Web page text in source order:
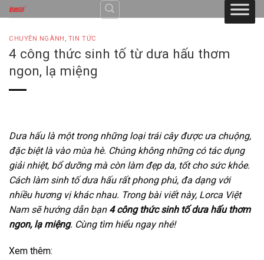
Skip
to
content
CHUYÊN NGÀNH , TIN TỨC
4 công thức sinh tố từ dưa hấu thơm
ngon, lạ miệng
Dưa hấu là một trong những loại trái cây được ưa chuộng,
đặc biệt là vào mùa hè. Chúng không những có tác dụng
giải nhiệt, bổ dưỡng mà còn làm đẹp da, tốt cho sức khỏe.
Cách làm sinh tố dưa hấu rất phong phú, đa dạng với
nhiều hương vị khác nhau. Trong bài viết này, Lorca Việt
Nam sẽ hướng dẫn bạn4 công thức sinh tố dưa hấu thơm
ngon, lạ miệng. Cùng tìm hiểu ngay nhé!
Xem thêm: